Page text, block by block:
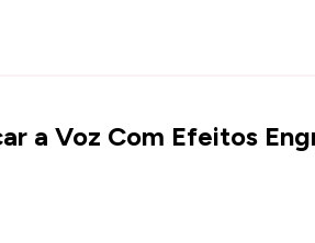
a Voz Com Efeitos